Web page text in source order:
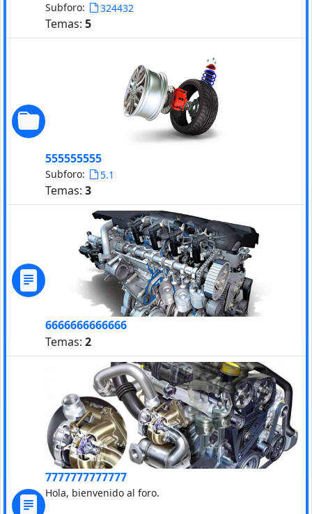
Subforo:
324432
Temas: 5
555555555
Subforo: 5.1
Temas: 3
6666666666666
Temas: 2
7777777777777
Hola, bienvenido al foro.